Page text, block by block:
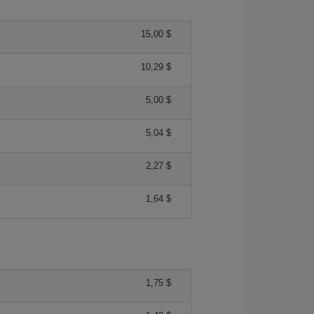
15,00 $
10,29 $
5,00 $
5,04 $
2,27 $
1,64 $
1,75 $